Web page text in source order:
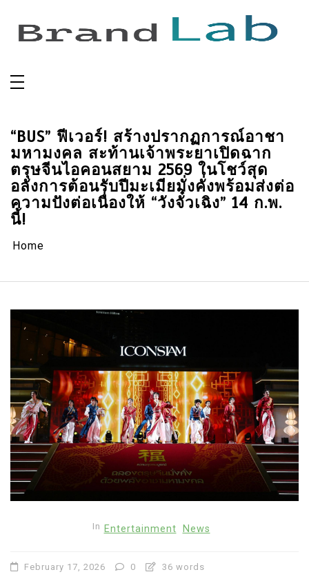
content
“BUS” ฟีเวอร์! สร้างปรากฏการณ์อาชา
มหามงคล สะท้านเจ้าพระยาเปิดฉาก
ตรุษจีนไอคอนสยาม 2569 ในโชว์สุด
อลังการต้อนรับปีมะเมียมั่งคั่งพร้อมส่งต่อ
ความปังต่อเนื่องให้ “วังจั๋วเฉิง” 14 ก.พ.
นี้!
Home
In Entertainment News
February 17, 2026 0 36 words